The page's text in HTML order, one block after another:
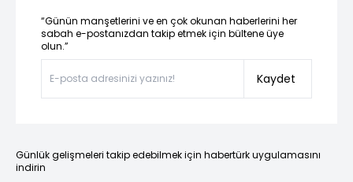
“Günün manşetlerini ve en çok okunan haberlerini her
sabah e-postanızdan takip etmek için bültene üye
olun.”
Kaydet
Günlük gelişmeleri takip edebilmek için habertürk uygulamasını
indirin